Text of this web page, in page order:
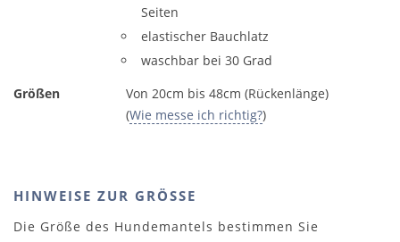
Seiten
elastischer Bauchlatz
waschbar bei 30 Grad
Größen
Von 20cm bis 48cm (Rückenlänge)
(Wie messe ich richtig?)
HINWEISE ZUR GRÖSSE
Die Größe des Hundemantels bestimmen Sie